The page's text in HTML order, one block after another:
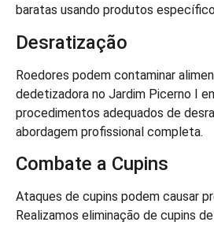
baratas usando produtos
Desratização
Roedores podem contaminar
dedetizadora no Jardim Picerno I
procedimentos adequados de
abordagem profissional completa.
Combate a Cupins
Ataques de cupins podem causar
Realizamos eliminação de cupins